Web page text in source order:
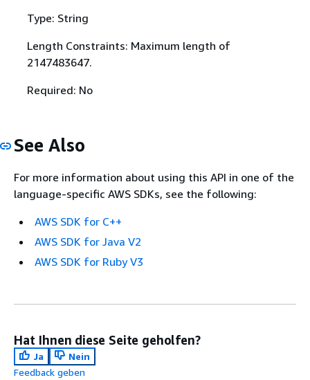
Type: String
Length Constraints: Maximum length of
2147483647.
Required: No
See Also
For more information about using this API in one of the
language-specific AWS SDKs, see the following:
AWS SDK for C++
AWS SDK for Java V2
AWS SDK for Ruby V3
Hat Ihnen diese Seite geholfen?
Ja
Nein
Feedback geben